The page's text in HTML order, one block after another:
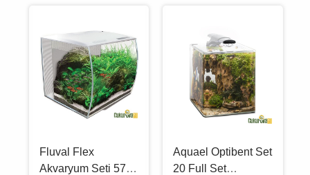
Fluval Flex
Akvaryum Seti 57 L
Aquael Optibent Set
20 Full Set